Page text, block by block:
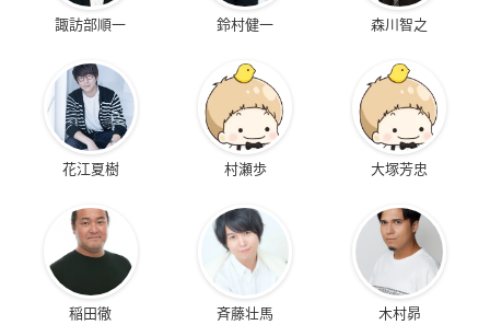
諏訪部順一 鈴村健一 森川智之
花江夏樹 村瀬歩 大塚芳忠
稲田徹 斉藤壮馬 木村昴